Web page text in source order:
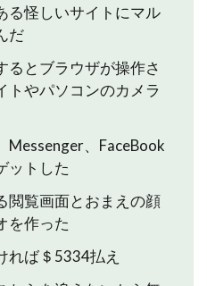
る怪しいサイトにマル
だ
るとブラウザが操作さ
トやパソコンのカメラ
Messenger、FaceBook
ットした
閲覧画面とおまえの顔
を作った
れば＄5334払え